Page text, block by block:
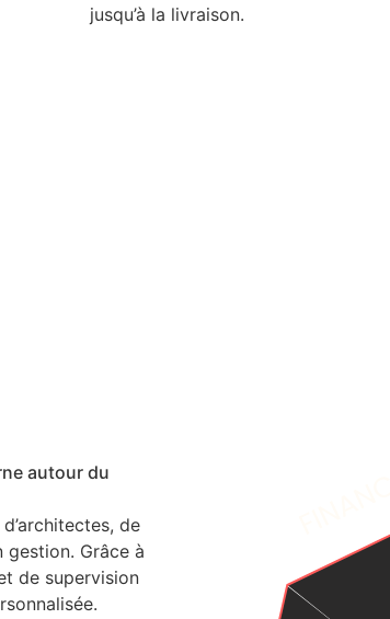
jusqu’à la livraison.
autour du
de
gestion. Grâce à
de supervision